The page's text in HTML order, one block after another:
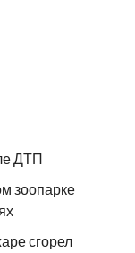
ДТП
зоопарке
сгорел